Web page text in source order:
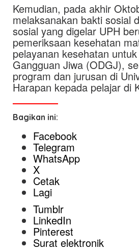
Kemudian, pada akhir
melaksanakan bakti sosial
sosial yang digelar UPH
pemeriksaan kesehatan
pelayanan kesehatan
Gangguan Jiwa (ODGJ),
program dan jurusan di
Harapan kepada pelajar di
Bagikan ini:
Facebook
Telegram
WhatsApp
X
Cetak
Lagi
Tumblr
LinkedIn
Pinterest
Surat elektronik